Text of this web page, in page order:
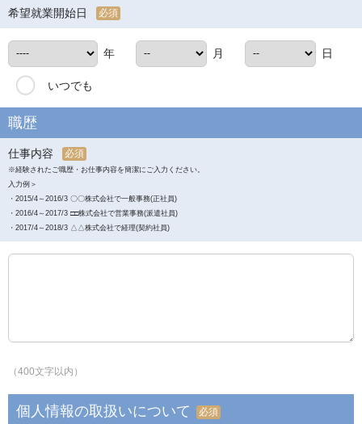
希望就業開始日 必須
年 月 日
いつでも
職歴
仕事内容 必須
※経験されたご職歴・お仕事内容を簡潔にご入力ください。
入力例＞
・2015/4～2016/3 〇〇株式会社で一般事務(正社員)
・2016/4～2017/3 □□株式会社で営業事務(派遣社員)
・2017/4～2018/3 △△株式会社で経理(契約社員)
（400文字以内）
個人情報の取扱いについて 必須